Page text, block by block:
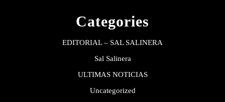
Categories
EDITORIAL – SAL SALINERA
Sal Salinera
ULTIMAS NOTICIAS
Uncategorized